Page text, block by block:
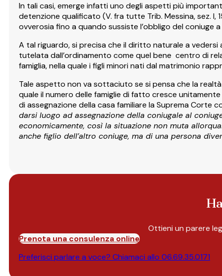
In tali casi, emerge infatti uno degli aspetti più
detenzione qualificato (V. fra tutte Trib. Messina, sez. I,
ovverosia fino a quando sussiste l’obbligo del coniuge
A tal riguardo, si precisa che il diritto naturale a
tutelata dall’ordinamento come quel bene centro di
famiglia, nella quale i figli minori nati dal matrimonio
Tale aspetto non va sottaciuto se si pensa che la
quale il numero delle famiglie di fatto cresce
di assegnazione della casa familiare la Suprema
darsi luogo ad assegnazione della coniugale al
economicamente, così la situazione non muta
anche figlio dell’altro coniuge, ma di una persona
Ottieni un parere
Prenota una consulenza online
Preferisci parlare a voce? Chiamaci allo 06.69.35.0171